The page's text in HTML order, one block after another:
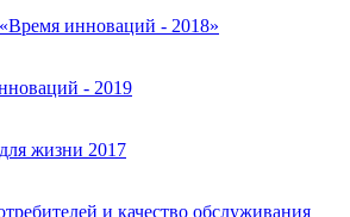
инноваций - 2018»
- 2019
жизни 2017
и качество обслуживания